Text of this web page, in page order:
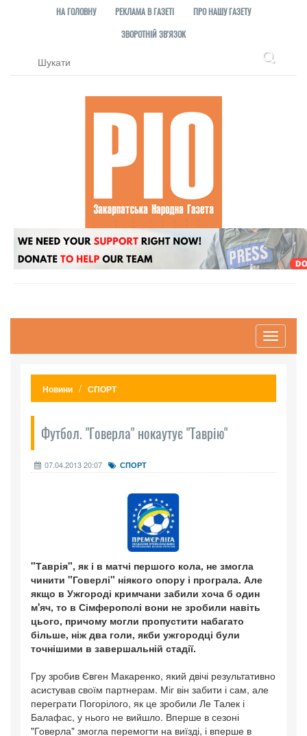
НА ГОЛОВНУ РЕКЛАМА В ГАЗЕТІ
ПРО НАШУ ГАЗЕТУ
ЗВОРОТНІЙ ЗВ'ЯЗОК
Toggle
Новини СПОРТ
Футбол. "Говерла" нокаутує "Таврію"
07.04.2013 20:07 СПОРТ
"Таврія", як і в матчі першого кола, не змогла
чинити "Говерлі" ніякого опору і програла. Але
якщо в Ужгороді кримчани забили хоча б один
м'яч, то в Сімферополі вони не зробили навіть
цього, причому могли пропустити набагато
більше, ніж два голи, якби ужгородці були
точнішими в завершальній стадії.
Гру зробив Євген Макаренко, який двічі результативно
асистував своїм партнерам. Міг він забити і сам, але
переграти Погорілого, як це зробили Ле Талек і
Балафас, у нього не вийшло. Вперше в сезоні
"Говерла" змогла перемогти на виїзді, і вперше в